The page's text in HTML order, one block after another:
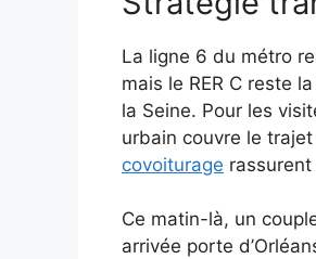
La ligne 6 du métro
mais le RER C reste
la Seine. Pour les
urbain couvre le
covoiturage
Ce matin-là, un
arrivée porte